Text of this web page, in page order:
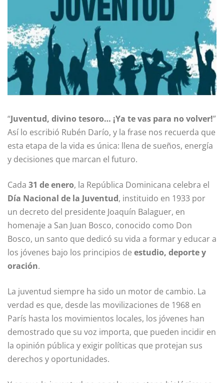
“Juventud, divino tesoro… ¡Ya te vas para no volver!”
Así lo escribió Rubén Darío, y la frase nos recuerda que
esta etapa de la vida es única: llena de sueños, energía
y decisiones que marcan el futuro.
Cada 31 de enero, la República Dominicana celebra el
Día Nacional de la Juventud, instituido en 1933 por
un decreto del presidente Joaquín Balaguer, en
homenaje a San Juan Bosco, conocido como Don
Bosco, un santo que dedicó su vida a formar y educar a
los jóvenes bajo los principios de estudio, deporte y
oración.
La juventud siempre ha sido un motor de cambio. La
verdad es que, desde las movilizaciones de 1968 en
París hasta los movimientos locales, los jóvenes han
demostrado que su voz importa, que pueden incidir en
la opinión pública y exigir políticas que protejan sus
derechos y oportunidades.